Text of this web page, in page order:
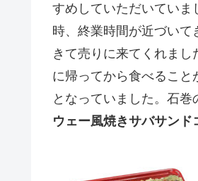
すめしていただいていま
時、終業時間が近づいて
きて売りに来てくれま
に帰ってから食べるこ
となっていました。石巻
ウェー風焼きサバサンド